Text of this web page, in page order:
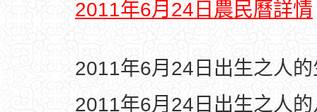
2011年6月24日農民曆詳情
2011年6月24日出生之人
2011年6月24日出生之人